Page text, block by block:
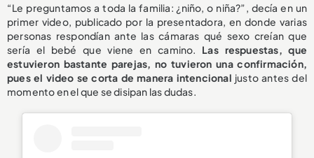
“Le preguntamos a toda la familia: ¿niño, o niña?”, decía en un
primer video, publicado por la presentadora, en donde varias
personas respondían ante las cámaras qué sexo creían que
sería el bebé que viene en camino. Las respuestas, que
estuvieron bastante parejas, no tuvieron una confirmación,
pues el video se corta de manera intencional justo antes del
momento en el que se disipan las dudas.